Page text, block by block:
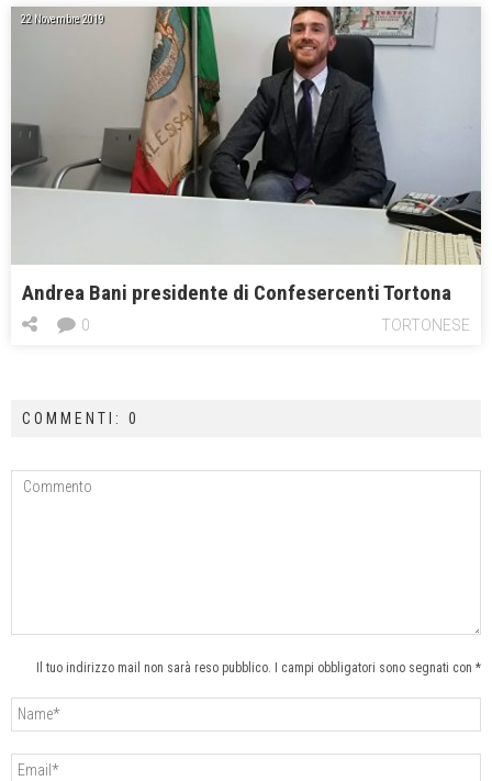
22 Novembre 2019
Andrea Bani presidente di Confesercenti Tortona
TORTONESE
0
COMMENTI: 0
Il tuo indirizzo mail non sarà reso pubblico. I campi obbligatori sono segnati con *